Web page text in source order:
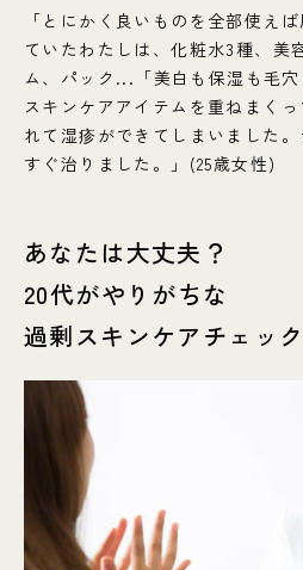
「とにかく良いものを全部使え
ていたわたしは、化粧水3種、美
ム、パック...「美白も保湿も毛
スキンケアアイテムを重ねまく
れて湿疹ができてしまいました
すぐ治りました。」(25歳女性)
あなたは大丈夫？
20代がやりがちな
過剰スキンケアチェッ